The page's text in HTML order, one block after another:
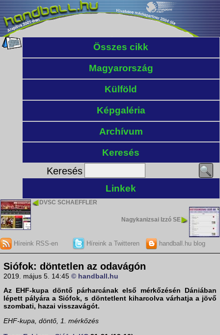
Összes cikk
Magyarország
Külföld
Képgaléria
Archívum
Keresés
Keresés
Linkek
DVSC SCHAEFFLER
Nagykanizsai Izzó SE
Híreink RSS-en Híreink a Twitteren handball.hu blog
Siófok: döntetlen az odavágón
2019. május 5. 14:45 © handball.hu
Az EHF-kupa döntő párharcának első mérkőzésén Dániában
lépett pályára a Siófok, s döntetlent kiharcolva várhatja a jövő
szombati, hazai visszavágót.
EHF-kupa, döntő, 1. mérkőzés